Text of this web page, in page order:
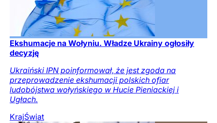
Ekshumacje na Wołyniu. Władze Ukrainy ogłosiły
decyzję
Ukraiński IPN poinformował, że jest zgoda na
przeprowadzenie ekshumacji polskich ofiar
ludobójstwa wołyńskiego w Hucie Pieniackiej i
Ugłach.
KrajŚwiat